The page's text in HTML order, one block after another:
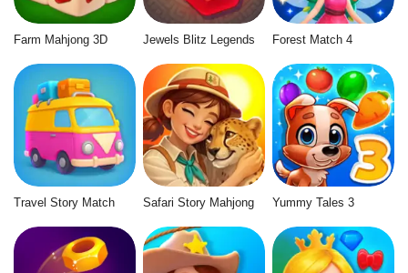
Farm Mahjong 3D Jewels Blitz Legends Forest Match 4
Travel Story Match Safari Story Mahjong Yummy Tales 3